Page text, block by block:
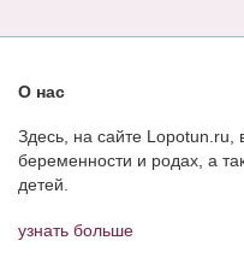
КОНКУРСЫ
СООБЩЕСТВА
БЛОГИ
БЕРЕМЕННОСТЬ
О нас
Здесь, на сайте Lopotun.ru,
беременности и родах, а
детей.
узнать больше